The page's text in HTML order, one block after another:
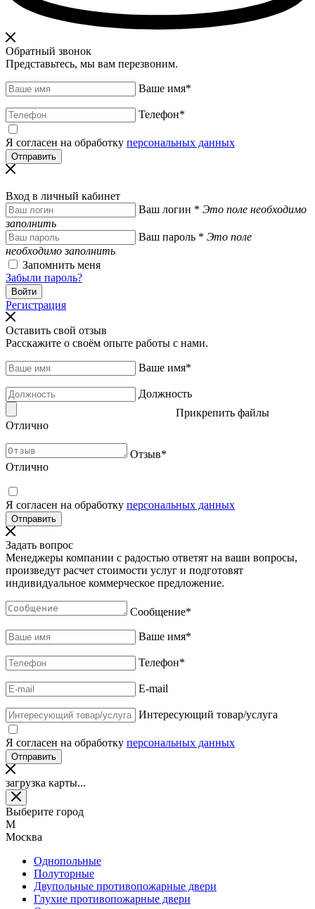
Обратный звонок
Представьтесь, мы вам перезвоним.
Ваше имя*
Телефон*
Я согласен на обработку персональных данных
Вход в личный кабинет
Ваш логин * Это поле необходимо
заполнить
Ваш пароль * Это поле
необходимо заполнить
Запомнить меня
Забыли пароль?
Регистрация
Оставить свой отзыв
Расскажите о своём опыте работы с нами.
Ваше имя*
Должность
Прикрепить файлы
Отлично
Отзыв*
Отлично
Я согласен на обработку персональных данных
Задать вопрос
Менеджеры компании с радостью ответят на ваши вопросы,
произведут расчет стоимости услуг и подготовят
индивидуальное коммерческое предложение.
Сообщение*
Ваше имя*
Телефон*
E-mail
Интересующий товар/услуга
Я согласен на обработку персональных данных
загрузка карты...
Выберите город
М
Москва
Однопольные
Полуторные
Двупольные противопожарные двери
Глухие противопожарные двери